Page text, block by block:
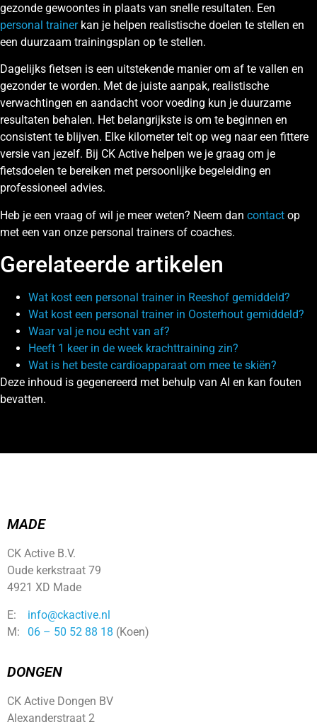
gezonde gewoontes in plaats van snelle resultaten. Een
personal trainerkan je helpen realistische doelen te stellen en
een duurzaam trainingsplan op te stellen.
Dagelijks fietsen is een uitstekende manier om af te vallen en
gezonder te worden. Met de juiste aanpak, realistische
verwachtingen en aandacht voor voeding kun je duurzame
resultaten behalen. Het belangrijkste is om te beginnen en
consistent te blijven. Elke kilometer telt op weg naar een fittere
versie van jezelf. Bij CK Active helpen we je graag om je
fietsdoelen te bereiken met persoonlijke begeleiding en
professioneel advies.
Heb je een vraag of wil je meer weten? Neem dan contact op
met een van onze personal trainers of coaches.
Gerelateerde artikelen
Wat kost een personal trainer in Reeshof gemiddeld?
Wat kost een personal trainer in Oosterhout gemiddeld?
Waar val je nou echt van af?
Heeft 1 keer in de week krachttraining zin?
Wat is het beste cardioapparaat om mee te skiën?
Deze inhoud is gegenereerd met behulp van AI en kan fouten
bevatten.
MADE
CK Active B.V.
Oude kerkstraat 79
4921 XD Made
E:
info@ckactive.nl
M:
06 – 50 52 88 18 (Koen)
DONGEN
CK Active Dongen BV
Alexanderstraat 2